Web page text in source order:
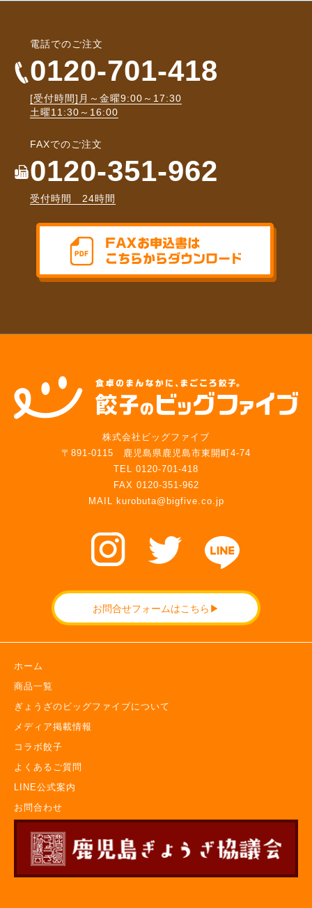
電話でのご注文
0120-701-418
[受付時間]月～金曜9:00～17:30
土曜11:30～16:00
FAXでのご注文
0120-351-962
受付時間 24時間
株式会社ビッグファイブ
〒891-0115 鹿児島県鹿児島市東開町4-74
TEL 0120-701-418
FAX 0120-351-962
MAIL kurobuta@bigfive.co.jp
お問合せフォームはこちら▶
ホーム
商品一覧
ぎょうざのビッグファイブについて
メディア掲載情報
コラボ餃子
よくあるご質問
LINE公式案内
お問合わせ